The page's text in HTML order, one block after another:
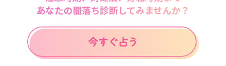
あなたの闇落ち診断してみませんか？